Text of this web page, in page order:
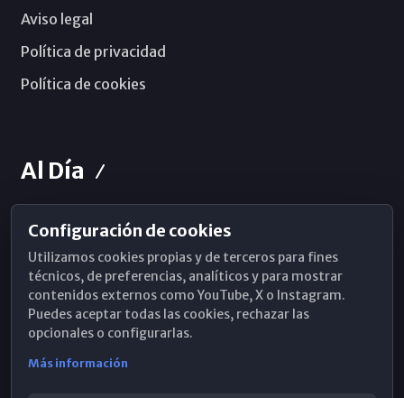
Aviso legal
Política de privacidad
Política de cookies
Al Día
Horarios de Misa
Hemeroteca
WhatsApp
Configuración de cookies
Utilizamos cookies propias y de terceros para fines
técnicos, de preferencias, analíticos y para mostrar
contenidos externos como YouTube, X o Instagram.
Puedes aceptar todas las cookies, rechazar las
opcionales o configurarlas.
Más información